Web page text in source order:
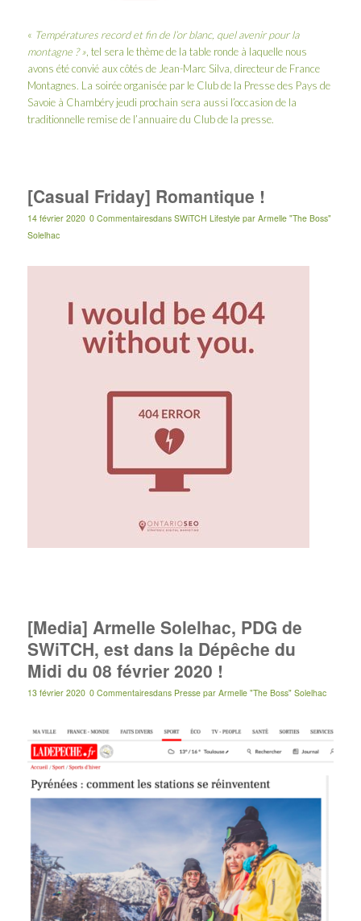
« Températures record et fin de l’or blanc, quel avenir pour la
montagne ? », tel sera le thème de la table ronde à laquelle nous
avons été convié aux côtés de Jean-Marc Silva , directeur de France
Montagnes. La soirée organisée par le Club de la Presse des Pays de
Savoieà Chambéry jeudi prochain sera aussi l’occasion de la
traditionnelle remise de l’annuaire du Club de la presse.
[Casual Friday] Romantique !
14 février 2020 0 Commentairesdans SWiTCH Lifestyle par Armelle "The Boss"
Solelhac
[Media] Armelle Solelhac, PDG de
SWiTCH, est dans la Dépêche du
Midi du 08 février 2020 !
13 février 2020 0 Commentairesdans Presse par Armelle "The Boss" Solelhac